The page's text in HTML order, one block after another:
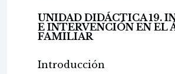
UNIDAD DIDÁCTICA 19.
E INTERVENCIÓN EN EL
FAMILIAR
Introducción